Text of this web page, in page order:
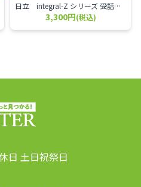
日立 integral-Z シリーズ 受話器＋カールコード セット（白）／本商品は中古品となります。 写真では分かりにくいキズ・汚れなどの使用感があります。 経年変化で日焼けの色味が強くなる場合がございます。 予めご理解・ご了承頂きますようお願いいたします。
3,300円(税込)
日 土日祝祭日